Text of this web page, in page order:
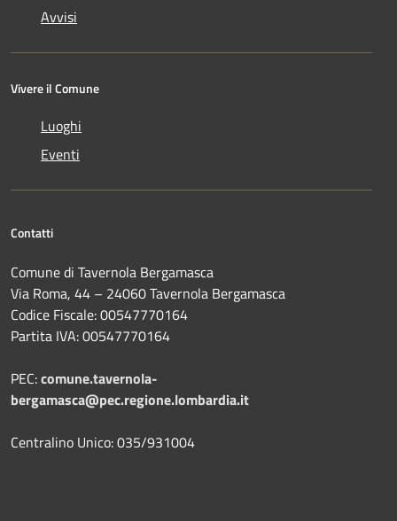
Avvisi
Vivere il Comune
Luoghi
Eventi
Contatti
Comune di Tavernola Bergamasca
Via Roma, 44 – 24060 Tavernola Bergamasca
Codice Fiscale: 00547770164
Partita IVA: 00547770164
PEC:comune.tavernola-
bergamasca@pec.regione.lombardia.it
Centralino Unico: 035/931004